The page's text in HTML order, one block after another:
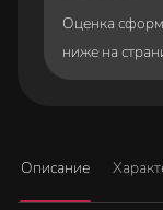
Оценка
ниже на
Описание